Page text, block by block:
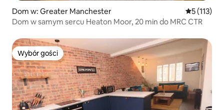
Dom w: Greater Manchester Średnia
5 (113)
Dom w samym sercu Heaton Moor, 20 min do MRC CTR
Wybór gości
Wybór gości